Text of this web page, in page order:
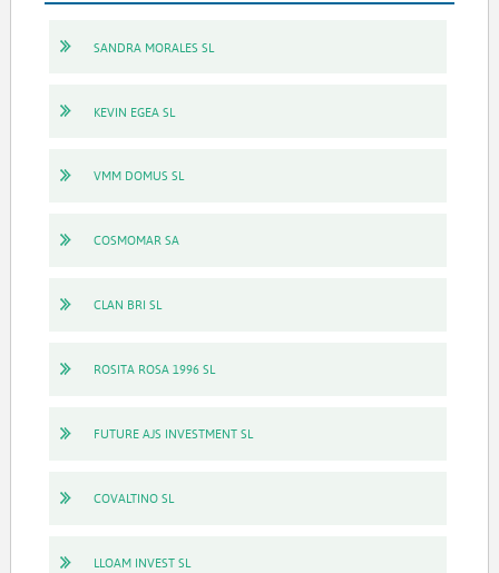
SANDRA MORALES SL
KEVIN EGEA SL
VMM DOMUS SL
COSMOMAR SA
CLAN BRI SL
ROSITA ROSA 1996 SL
FUTURE AJS INVESTMENT SL
COVALTINO SL
LLOAM INVEST SL